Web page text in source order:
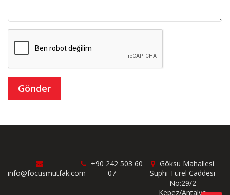
info@focusmutfak.com
+90 242 503 60
07
Göksu Mahallesi
Suphi Türel Caddesi
No:29/2
Kepez/Antalya